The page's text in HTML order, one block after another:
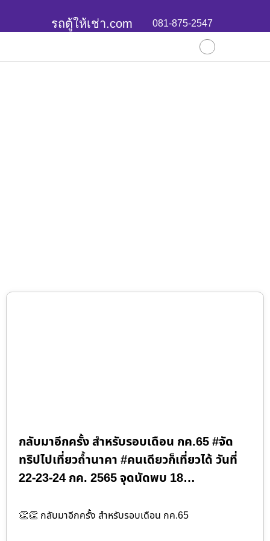
รถตู้ให้เช่า.com 081-875-2547
กลับมาอีกครั้ง สำหรับรอบเดือน กค.65 #จัด
ทริปไปเที่ยวถ้ำนาคา #คนเดียวก็เที่ยวได้ วันที่
22-23-24 กค. 2565 จุดนัดพบ 18…
👏👏 กลับมาอีกครั้ง สำหรับรอบเดือน กค.65